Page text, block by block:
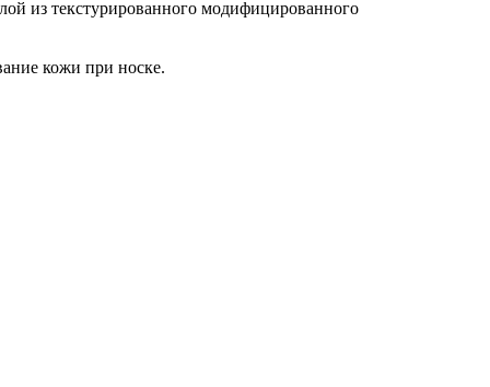
из текстурированного модифицированного
кожи при носке.